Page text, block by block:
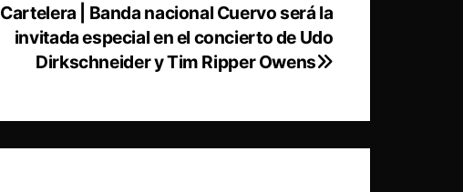
Cartelera | Banda nacional Cuervo será la
invitada especial en el concierto de Udo
Dirkschneider y Tim Ripper Owens